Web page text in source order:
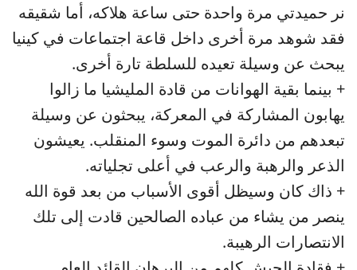
نر حميدتي مرة واحدة حتى ساعة هلاكه، أما شقيقه
فقد شوهد مرة أخرى داخل قاعة اجتماعات في كينيا
يبحث عن وسيلة تعيده للسلطة تارة أخرى.
+ بينما بقية الهوانات من قادة المليشيا ما زالوا
يهابون المشاركة في المعركة، يبحثون عن وسيلة
تبعدهم من دائرة الموت وسوء المنقلب. يعيشون
الذعر والرهبة والرعب في أعلى تجلياته.
+ ذاك كان وسيظل أقوى الأسباب من بعد قوة الله
ينصر من يشاء من عباده الصالحين قادت إلى تلك
الانتصارات الرهيبة.